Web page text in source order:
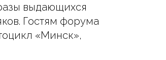
выдающихся
Гостям форума
«Минск»,